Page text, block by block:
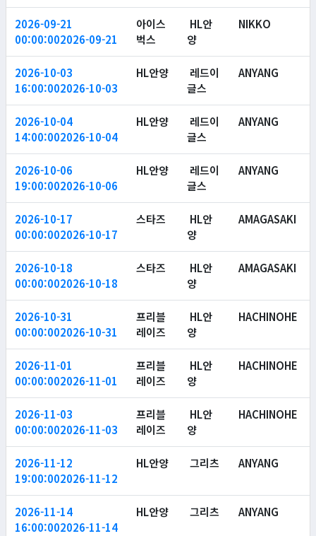
2026-09-21
00:00:002026-09-21
아이스
벅스
HL안
양
NIKKO
2026-10-03
16:00:002026-10-03
HL안양
레드이
글스
ANYANG
2026-10-04
14:00:002026-10-04
HL안양
레드이
글스
ANYANG
2026-10-06
19:00:002026-10-06
HL안양
레드이
글스
ANYANG
2026-10-17
00:00:002026-10-17
스타즈
HL안
양
AMAGASAKI
2026-10-18
00:00:002026-10-18
스타즈
HL안
양
AMAGASAKI
2026-10-31
00:00:002026-10-31
프리블
레이즈
HL안
양
HACHINOHE
2026-11-01
00:00:002026-11-01
프리블
레이즈
HL안
양
HACHINOHE
2026-11-03
00:00:002026-11-03
프리블
레이즈
HL안
양
HACHINOHE
2026-11-12
19:00:002026-11-12
HL안양 그리츠 ANYANG
2026-11-14
16:00:002026-11-14
HL안양 그리츠 ANYANG